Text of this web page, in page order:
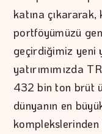
katına
portföyümüzü
geçirdiğimiz yeni
yatırımımızda
432 bin ton brüt
dünyanın en
komplekslerinden